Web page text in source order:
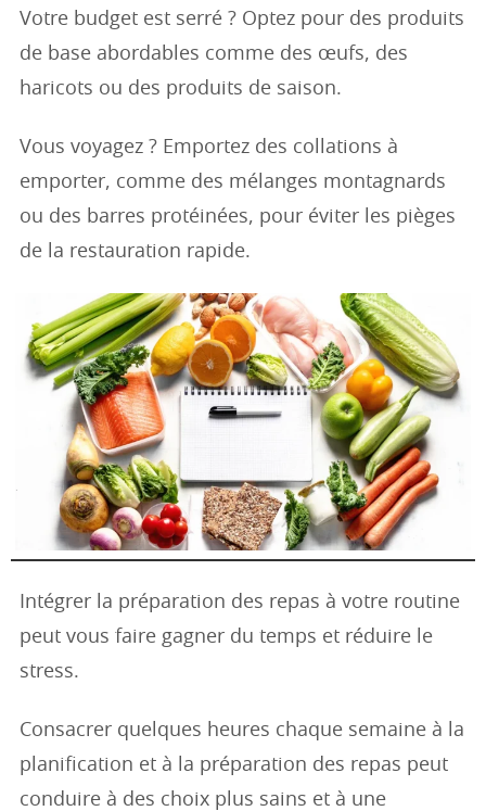
Votre budget est serré ? Optez pour des produits
de base abordables comme des œufs, des
haricots ou des produits de saison.
Vous voyagez ? Emportez des collations à
emporter, comme des mélanges montagnards
ou des barres protéinées, pour éviter les pièges
de la restauration rapide.
Intégrer la préparation des repas à votre routine
peut vous faire gagner du temps et réduire le
stress.
Consacrer quelques heures chaque semaine à la
planification et à la préparation des repas peut
conduire à des choix plus sains et à une